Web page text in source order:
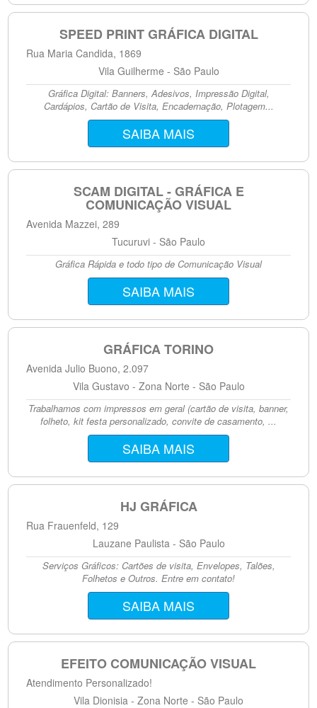
SPEED PRINT GRÁFICA DIGITAL
Rua Maria Candida, 1869
Vila Guilherme - São Paulo
Gráfica Digital: Banners, Adesivos, Impressão Digital,
Cardápios, Cartão de Visita, Encadernação, Plotagem...
SAIBA MAIS
SCAM DIGITAL - GRÁFICA E
COMUNICAÇÃO VISUAL
Avenida Mazzei, 289
Tucuruvi - São Paulo
Gráfica Rápida e todo tipo de Comunicação Visual
SAIBA MAIS
GRÁFICA TORINO
Avenida Julio Buono, 2.097
Vila Gustavo - Zona Norte - São Paulo
Trabalhamos com impressos em geral (cartão de visita, banner,
folheto, kit festa personalizado, convite de casamento, ...
SAIBA MAIS
HJ GRÁFICA
Rua Frauenfeld, 129
Lauzane Paulista - São Paulo
Serviços Gráficos: Cartões de visita, Envelopes, Talões,
Folhetos e Outros. Entre em contato!
SAIBA MAIS
EFEITO COMUNICAÇÃO VISUAL
Atendimento Personalizado!
Vila Dionisia - Zona Norte - São Paulo